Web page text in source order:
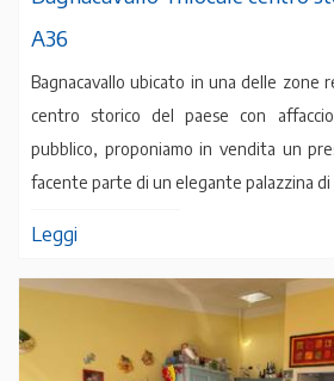
A36
Bagnacavallo ubicato in una delle zone
centro storico del paese con
pubblico, proponiamo in vendita un
facente parte di un elegante palazzina di
Leggi